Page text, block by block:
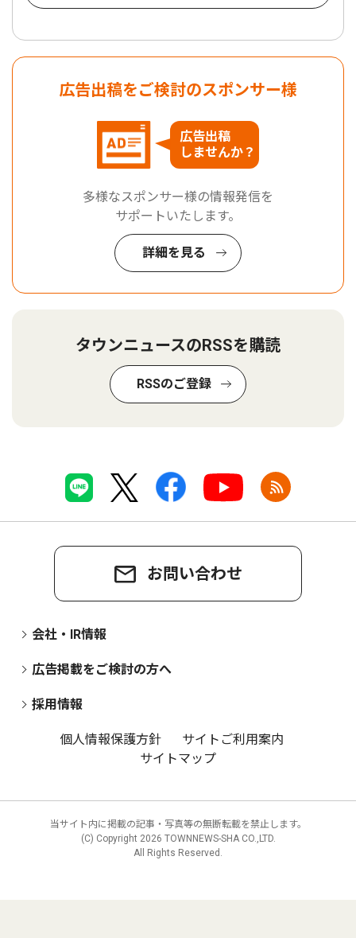
広告出稿をご検討のスポンサー様
広告出稿
しませんか？
多様なスポンサー様の情報発信を
サポートいたします。
詳細を見る
タウンニュースのRSSを購読
RSSのご登録
お問い合わせ
会社・IR情報
広告掲載をご検討の方へ
採用情報
個人情報保護方針
サイトご利用案内
サイトマップ
当サイト内に掲載の記事・写真等の無断転載を禁止します。
(C) Copyright 2026 TOWNNEWS-SHA CO.,LTD.
All Rights Reserved.